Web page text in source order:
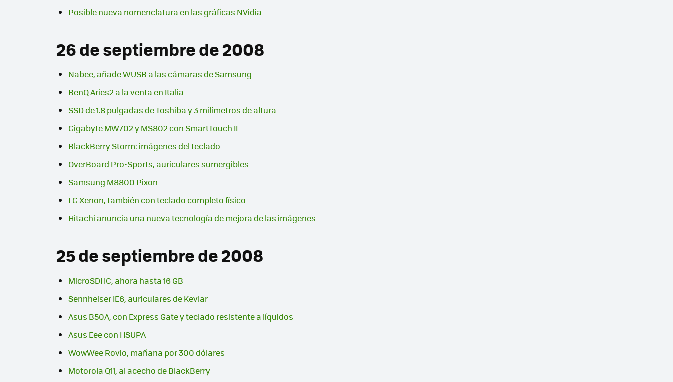
Posible nueva nomenclatura en las gráficas NVidia
26 de septiembre de 2008
Nabee, añade WUSB a las cámaras de Samsung
BenQ Aries2 a la venta en Italia
SSD de 1.8 pulgadas de Toshiba y 3 milímetros de altura
Gigabyte MW702 y MS802 con SmartTouch II
BlackBerry Storm: imágenes del teclado
OverBoard Pro-Sports, auriculares sumergibles
Samsung M8800 Pixon
LG Xenon, también con teclado completo físico
Hitachi anuncia una nueva tecnología de mejora de las imágenes
25 de septiembre de 2008
MicroSDHC, ahora hasta 16 GB
Sennheiser IE6, auriculares de Kevlar
Asus B50A, con Express Gate y teclado resistente a líquidos
Asus Eee con HSUPA
WowWee Rovio, mañana por 300 dólares
Motorola Q11, al acecho de BlackBerry